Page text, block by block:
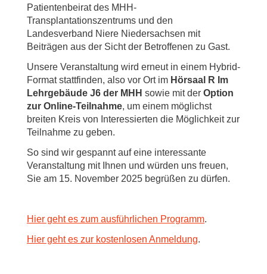
Patientenbeirat des MHH-
Transplantationszentrums und den
Landesverband Niere Niedersachsen mit
Beiträgen aus der Sicht der Betroffenen zu Gast.
Unsere Veranstaltung wird erneut in einem Hybrid-
Format stattfinden, also vor Ort im Hörsaal R Im
Lehrgebäude J6 der MHH sowie mit der Option
zur Online-Teilnahme, um einem möglichst
breiten Kreis von Interessierten die Möglichkeit zur
Teilnahme zu geben.
So sind wir gespannt auf eine interessante
Veranstaltung mit Ihnen und würden uns freuen,
Sie am 15. November 2025 begrüßen zu dürfen.
Hier geht es zum ausführlichen Programm.
Hier geht es zur kostenlosen Anmeldung.